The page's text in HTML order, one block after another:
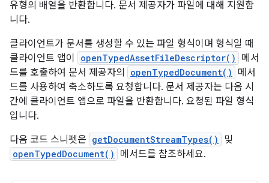
유형의 배열을 반환합니다. 문서 제공자가 파일에 대해 지원합
니다.
클라이언트가 문서를 생성할 수 있는 파일 형식이며 형식일 때
클라이언트 앱이
openTypedAssetFileDescriptor()
메서
드를 호출하여 문서 제공자의
openTypedDocument()
메서
드를 사용하여 축소하도록 요청합니다. 문서 제공자는 다음 시
간에 클라이언트 앱으로 파일을 반환합니다. 요청된 파일 형식
입니다.
다음 코드 스니펫은 getDocumentStreamTypes() 및
openTypedDocument() 메서드를 참조하세요.